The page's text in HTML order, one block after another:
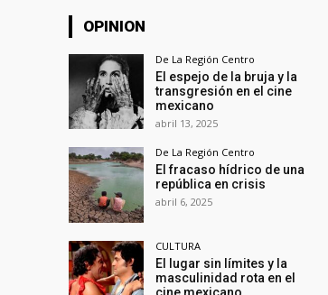
OPINION
De La Región Centro
El espejo de la bruja y la
transgresión en el cine
mexicano
abril 13, 2025
De La Región Centro
El fracaso hídrico de una
república en crisis
abril 6, 2025
CULTURA
El lugar sin límites y la
masculinidad rota en el
cine mexicano